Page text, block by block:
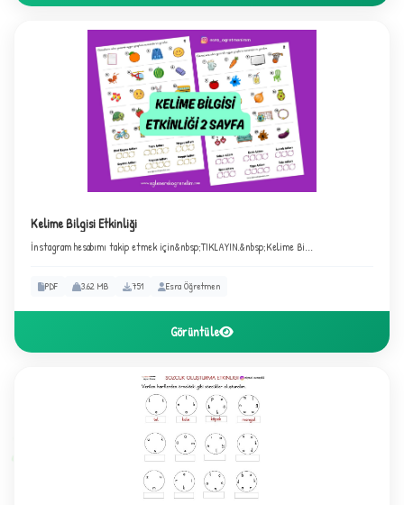
Kelime Bilgisi Etkinliği
İnstagram hesabımı takip etmek için&nbsp;TIKLAYIN.&nbsp;Kelime Bi...
PDF 3.62 MB 751 Esra Öğretmen
Görüntüle
★